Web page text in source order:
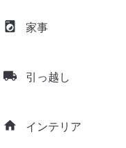
local_laundry_service 家事
local_shipping 引っ越し
home インテリア